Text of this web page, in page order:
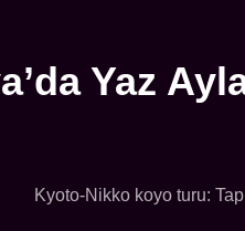
Yaz
Kyoto-Nikko koyo turu: